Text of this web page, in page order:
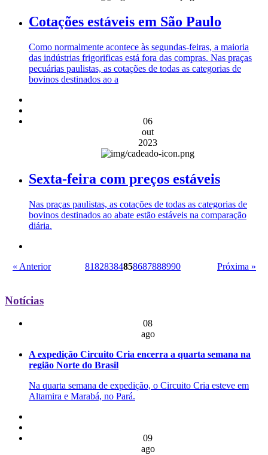
Cotações estáveis em São Paulo
Como normalmente acontece às segundas-feiras, a maioria
das indústrias frigorificas está fora das compras. Nas praças
pecuárias paulistas, as cotações de todas as categorias de
bovinos destinados ao a
06
out
2023
Sexta-feira com preços estáveis
Nas praças paulistas, as cotações de todas as categorias de
bovinos destinados ao abate estão estáveis na comparação
diária.
« Anterior 81828384858687888990 Próxima »
Notícias
08
ago
A expedição Circuito Cria encerra a quarta semana na
região Norte do Brasil
Na quarta semana de expedição, o Circuito Cria esteve em
Altamira e Marabá, no Pará.
09
ago